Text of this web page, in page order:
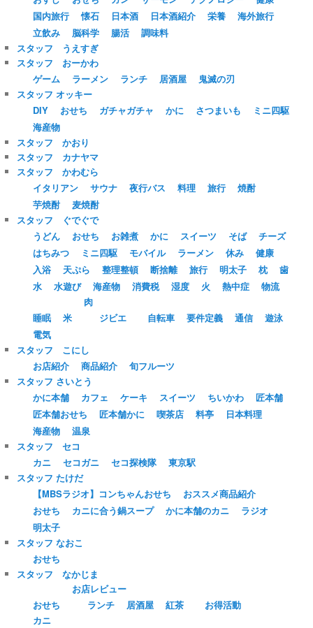
国内旅行
懐石 日本酒 日本酒紹介 栄養
海外旅行
立飲み
脳科学 腸活
調味料
スタッフ うえすぎ
スタッフ おーかわ
ゲーム
ラーメン ランチ 居酒屋
鬼滅の刃
スタッフ オッキー
DIY
おせち ガチャガチャ かに さつまいも
ミニ四駆
海産物
スタッフ かおり
スタッフ カナヤマ
スタッフ かわむら
イタリアン
サウナ 夜行バス 料理 旅行
焼酎
芋焼酎
麦焼酎
スタッフ ぐでぐで
うどん
おせち お雑煮 かに スイーツ そば
チーズ
はちみつ
ミニ四駆 モバイル ラーメン 休み
健康
入浴
天ぷら 整理整頓 断捨離 旅行 明太子 枕
歯
水
水遊び 海産物 消費税 湿度 火 熱中症 物流
睡眠 米
肉
ジビエ
自転車 要件定義 通信
遊泳
電気
スタッフ こにし
お店紹介
商品紹介
旬フルーツ
スタッフ さいとう
かに本舗
カフェ ケーキ スイーツ ちいかわ
匠本舗
匠本舗おせち
匠本舗かに 喫茶店 料亭
日本料理
海産物
温泉
スタッフ セコ
カニ
セコガニ セコ探検隊
東京駅
スタッフ たけだ
【MBSラジオ】コンちゃんおせち
おススメ商品紹介
おせち
カニに合う鍋スープ かに本舗のカニ
ラジオ
明太子
スタッフ なおこ
おせち
スタッフ なかじま
おせち
お店レビュー
ランチ
居酒屋 紅茶
お得活動
カニ